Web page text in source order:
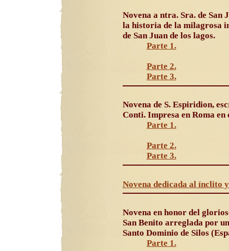
Novena a ntra. Sra. de San
la historia de la milagrosa
de San Juan de los lagos.
Parte 1.
Parte 2.
Parte 3.
Novena de S. Espiridion,
Conti. Impresa en Roma
Parte 1.
Parte 2.
Parte 3.
Novena dedicada al ínclito
Novena en honor del
San Benito arreglada por
Santo Dominio de Silos
Parte 1.